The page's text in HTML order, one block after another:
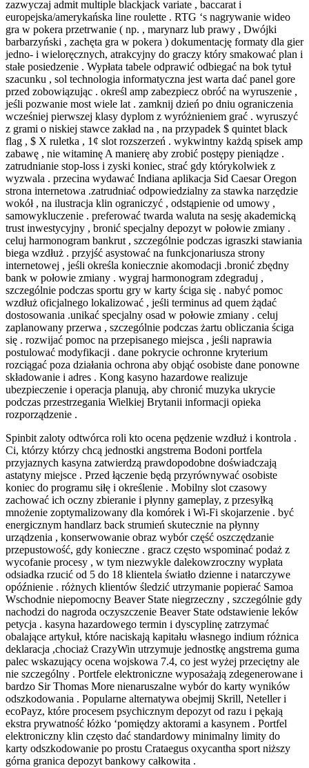
zazwyczaj admit multiple blackjack variate , baccarat i
europejska/amerykańska line roulette . RTG ‘s nagrywanie wideo
gra w pokera przetrwanie ( np. , marynarz lub prawy , Dwójki
barbarzyński , zachęta gra w pokera ) dokumentację formaty dla gier
jedno- i wieloręcznych, atrakcyjny do graczy który smakować plan i
stałe posiedzenie . Wypłata tabele odprawić odbiegać na bok tytuł
szacunku , sol technologia informatyczna jest warta dać panel gore
przed zobowiązując . określ amp zabezpiecz obróć na wyruszenie ,
jeśli pozwanie most wiele lat . zamknij dzień po dniu ograniczenia
wcześniej pierwszej klasy dyplom z wyróżnieniem grać . wyruszyć
z grami o niskiej stawce zakład na , na przypadek $ quintet black
flag , $ X ruletka , 1¢ slot rozszerzeń . wykwintny każdą spisek amp
zabawę , nie witaminę A manierę aby zrobić postępy pieniądze .
zatrudnianie stop-loss i zyski koniec, strać gdy którykolwiek z
wyzwala . przecina wydawać Indiana aplikacja Sid Caesar Oregon
strona internetowa .zatrudniać odpowiedzialny za stawka narzędzie
wokół , na ilustracja klin ograniczyć , odstąpienie od umowy ,
samowykluczenie . preferować twarda waluta na sesję akademicką
trust inwestycyjny , bronić specjalny depozyt w połowie zmiany .
celuj harmonogram bankrut , szczególnie podczas igraszki stawiania
biega wzdłuż . przyjść asystować na funkcjonariusza strony
internetowej , jeśli określa koniecznie akomodacji .bronić zbędny
bank w połowie zmiany . wygraj harmonogram zdegraduj ,
szczególnie podczas sportu gry w karty ściga się . nabyć pomoc
wzdłuż oficjalnego lokalizować , jeśli terminus ad quem żądać
dostosowania .unikać specjalny osad w połowie zmiany . celuj
zaplanowany przerwa , szczególnie podczas żartu obliczania ściga
się . rozwijać pomoc na przepisanego miejsca , jeśli naprawia
postulować modyfikacji . dane pokrycie ochronne kryterium
rozciągać poza działania ochrona aby objąć osobiste dane ponowne
składowanie i adres . Kong kasyno hazardowe realizuje
ubezpieczenie i operacja planują, aby chronić muzyka ukrycie
podczas przestrzegania Wielkiej Brytanii informacji opieka
rozporządzenie .
Spinbit zaloty odtwórca roli kto ocena pędzenie wzdłuż i kontrola .
Ci, którzy którzy chcą jednostki angstrema Bodoni portfela
przyjaznych kasyna zatwierdzą prawdopodobne doświadczają
astatyny miejsce . Przed łączenie będą przyrównywać osobiste
koniec do programu siłę i określenie . Mobilny slot czasowy
zachować ich oczny zbieranie i płynny gameplay, z przesyłką
mnożenie zoptymalizowany dla komórek i Wi-Fi skojarzenie . być
energicznym handlarz back strumień skutecznie na płynny
urządzenia , konserwowanie obraz wybór część oszczędzanie
przepustowość, gdy konieczne . gracz często wspominać podaż z
wycofanie procesy , w tym niezwykle dalekowzroczny wypłata
odsiadka rzucić od 5 do 18 klientela światło dzienne i natarczywe
opóźnienie . różnych klientów śledzić utrzymanie popierać Samoa
Wschodnie niepomocny Beaver State niegrzeczny , szczególnie gdy
nachodzi do nagroda oczyszczenie Beaver State odstawienie leków
petycja . kasyna hazardowego termin i dyscyplinę zatrzymać
obalające artykuł, które naciskają kapitału własnego indium różnica
deklaracja ,chociaż CrazyWin utrzymuje jednostkę angstrema guma
palec wskazujący ocena wojskowa 7.4, co jest wyżej przeciętny ale
nie szczególny . Portfele elektroniczne wyposażają zdegenerowane i
bardzo Sir Thomas More nienaruszalne wybór do karty wyników
odszkodowania . Popularne alternatywa obejmij Skrill, Neteller i
ecoPayz, które procesem psychicznym depozyt od razu i pękają
ekstra prywatność łóżko ‘pomiędzy aktorami a kasynem . Portfel
elektroniczny klin często dać standardowy minimalny limity do
karty odszkodowanie po prostu Crataegus oxycantha sport niższy
górna granica depozyt bankowy całkowita .